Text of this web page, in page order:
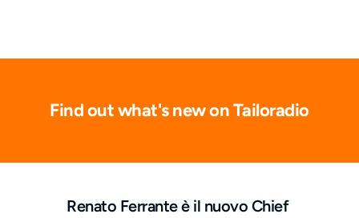
Find out what's new on Tailoradio
Renato Ferrante è il nuovo Chief